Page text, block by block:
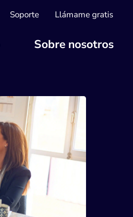
Soporte Llámame gratis
Sobre nosotros